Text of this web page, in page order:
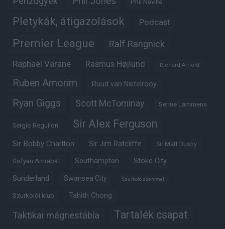
Phil Neville
Pletykák, átigazolások Podcast
Premier League Ralf Rangnick
Raphaël Varane Rasmus Højlund Richard Arnold
Ruben Amorim Ruud van Nistelrooy
Ryan Giggs Scott McTominay Senne Lammens
Sergio Reguilon Sir Alex Ferguson
Sir Bobby Charlton Sir Jim Ratcliffe Sir Matt Busby
Sofyan Amrabat Southampton Stoke City
Sunderland Swansea City Szurkoló szemmel
Szurkolói klub Tahith Chong
Taktikai mágnestábla Tartalék csapat